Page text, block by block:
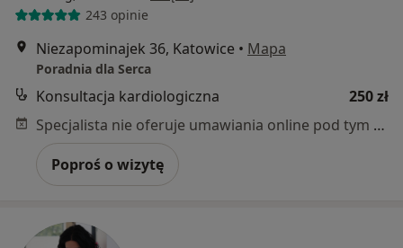
243 opinie
Niezapominajek 36, Katowice • Mapa
Poradnia dla Serca
Konsultacja kardiologiczna
250 zł
Specjalista nie oferuje umawiania online pod tym adresem.
Poproś o wizytę